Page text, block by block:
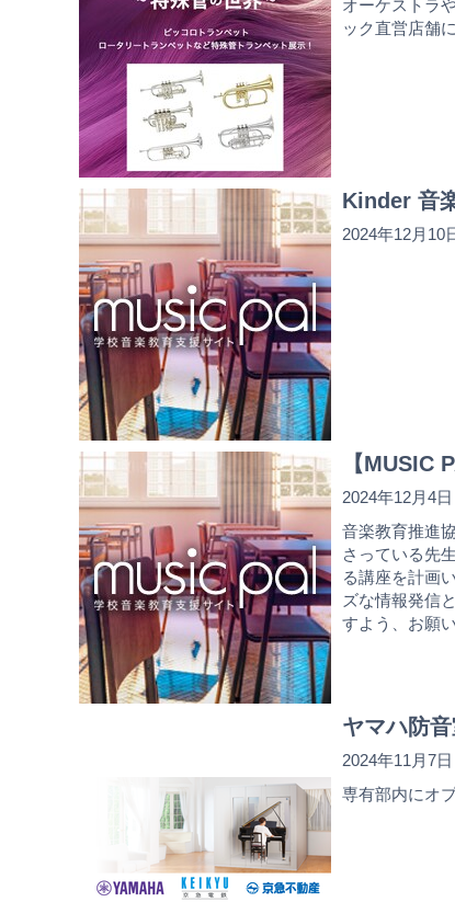
オーケストラ
ック直営店舗
Kinder 音
2024年12月10
【MUSIC
2024年12月4日
音楽教育推進
さっている先
る講座を計画
ズな情報発信
すよう、お願
ヤマハ防
2024年11月7日
専有部内にオ